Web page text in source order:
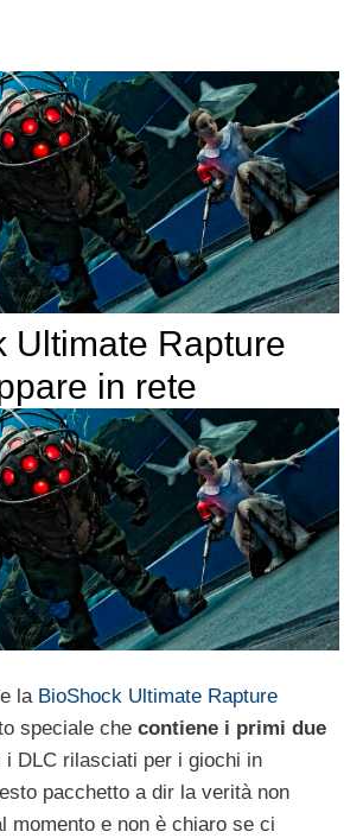
Ultimate Rapture
in rete
la BioShock Ultimate Rapture
speciale che contiene i primi due
DLC rilasciati per i giochi in
pacchetto a dir la verità non
momento e non è chiaro se ci